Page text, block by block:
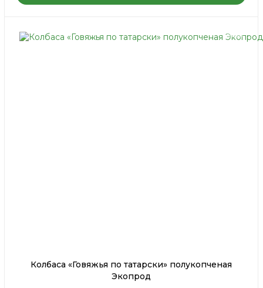
Колбаса «Говяжья по татарски» полукопченая
Экопрод